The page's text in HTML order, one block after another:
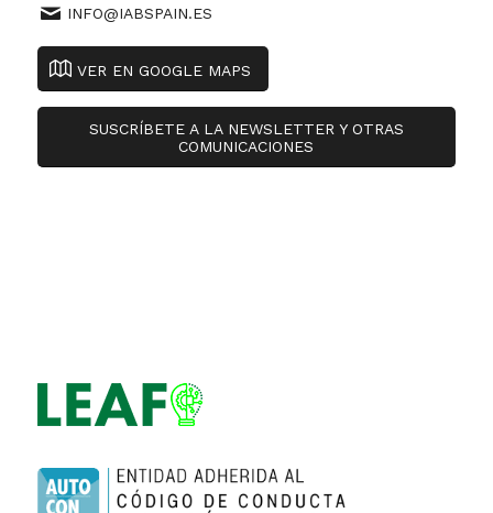
INFO@IABSPAIN.ES
VER EN GOOGLE MAPS
SUSCRÍBETE A LA NEWSLETTER Y OTRAS
COMUNICACIONES